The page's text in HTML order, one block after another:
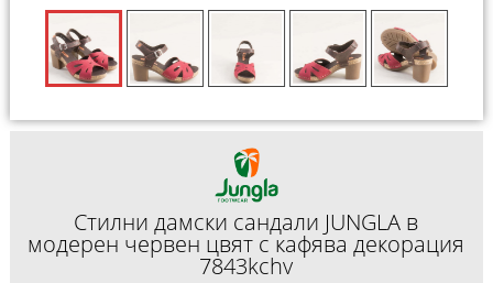
Стилни дамски сандали JUNGLA в
модерен червен цвят с кафява декорация
7843kchv